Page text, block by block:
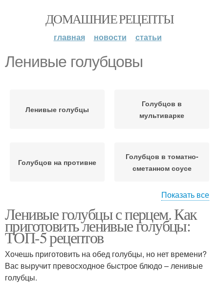
ДОМАШНИЕ РЕЦЕПТЫ
главная новости статьи
Ленивые голубцовы
Ленивые голубцы
Голубцов в
мультиварке
Голубцов на противне
Голубцов в томатно-
сметанном соусе
Соус для ленивых
голубцов
Голубцов со сметаной
Показать все
Ленивые голубцы с перцем. Как
приготовить ленивые голубцы:
ТОП-5 рецептов
Хочешь приготовить на обед голубцы, но нет времени?
Вас выручит превосходное быстрое блюдо – ленивые
голубцы.